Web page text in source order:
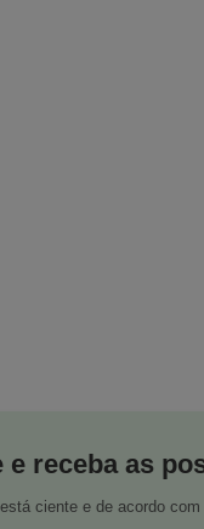
e receba as
ciente e de acordo com